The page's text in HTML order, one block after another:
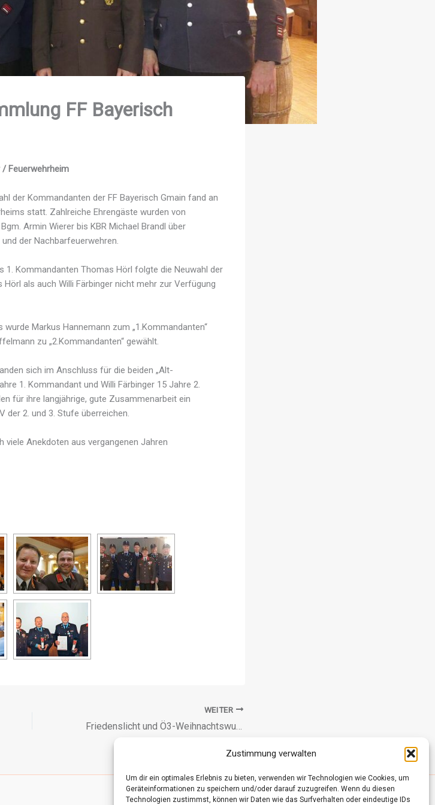
Zustimmung verwalten
Um dir ein optimales Erlebnis zu bieten, verwenden wir Technologien wie Cookies, um
Geräteinformationen zu speichern und/oder darauf zuzugreifen. Wenn du diesen
Technologien zustimmst, können wir Daten wie das Surfverhalten oder eindeutige IDs
FF Bayerisch
/ Feuerwehrheim
der Kommandanten der FF Bayerisch Gmain fand an
statt. Zahlreiche Ehrengäste wurden von
Armin Wierer bis KBR Michael Brandl über
der Nachbarfeuerwehren.
1. Kommandanten Thomas Hörl folgte die Neuwahl der
als auch Willi Färbinger nicht mehr zur Verfügung
Markus Hannemann zum „1.Kommandanten“
zu „2.Kommandanten“ gewählt.
sich im Anschluss für die beiden „Alt-
1. Kommandant und Willi Färbinger 15 Jahre 2.
für ihre langjährige, gute Zusammenarbeit ein
der 2. und 3. Stufe überreichen.
Anekdoten aus vergangenen Jahren
WEITER
Friedens­licht und Ö3-Weihnachts­wunder